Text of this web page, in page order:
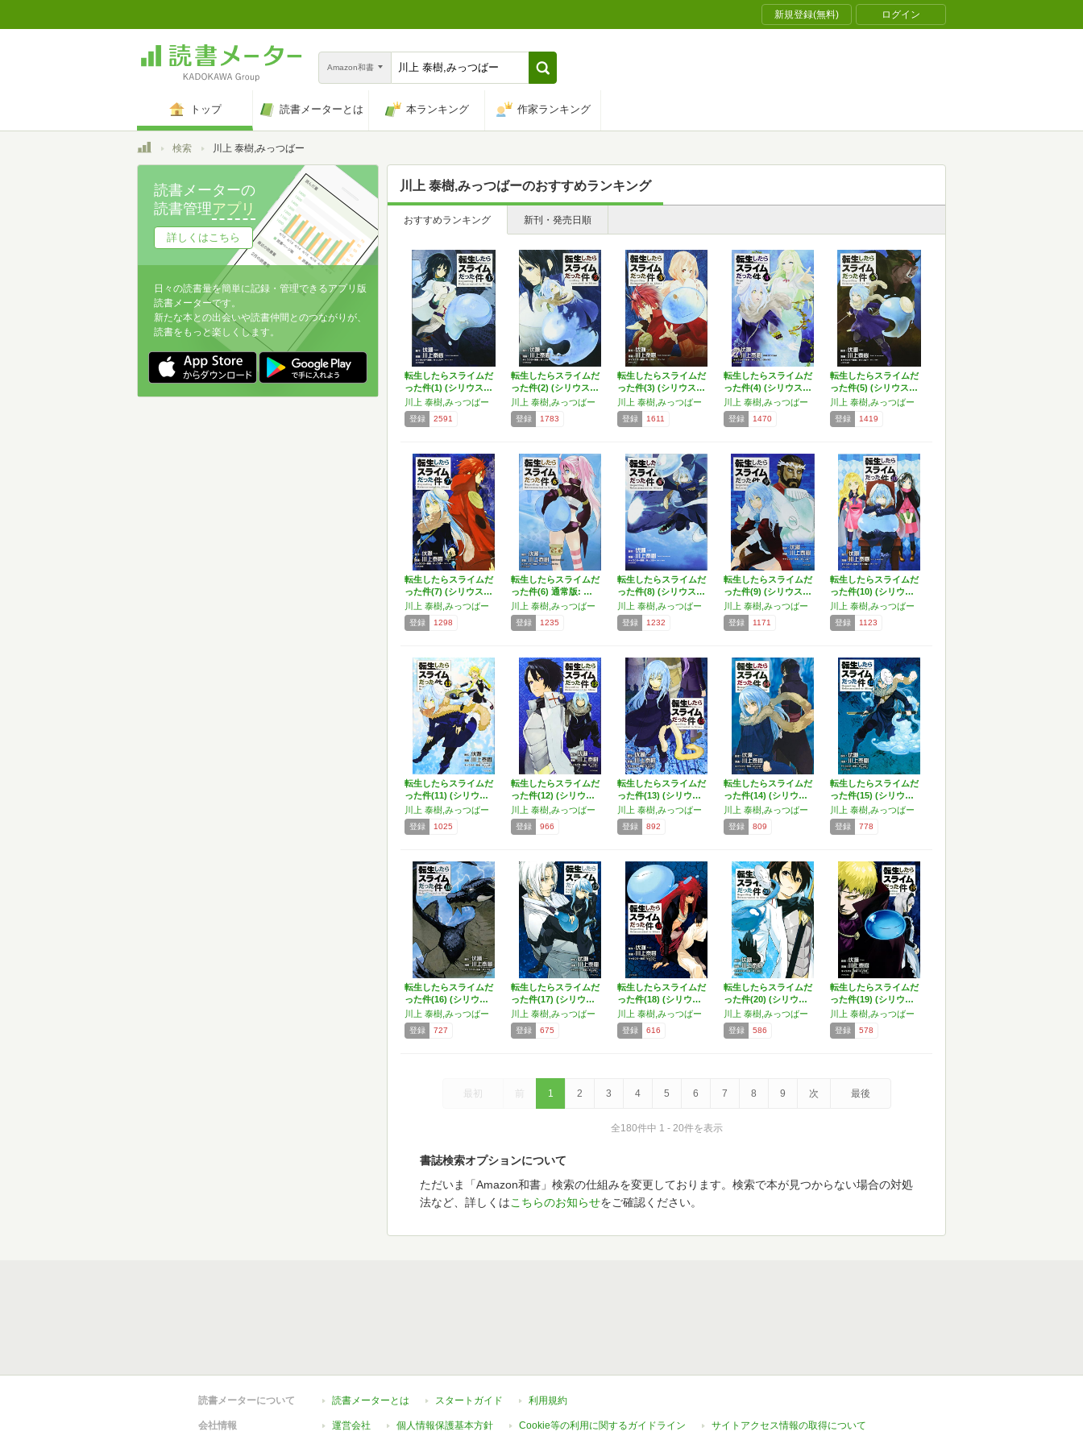
新規登録(無料) ログイン
Amazon和書
トップ 読書メーターとは 本ランキング 作家ランキング
トップ検索 川上 泰樹,みっつばー
川上 泰樹,みっつばーのおすすめランキング
おすすめランキング 新刊・発売日順
転生したらスライムだ
った件(1) (シリウス…
川上 泰樹,みっつばー
登録 2591
転生したらスライムだ
った件(2) (シリウス…
川上 泰樹,みっつばー
登録 1783
転生したらスライムだ
った件(3) (シリウス…
川上 泰樹,みっつばー
登録 1611
転生したらスライムだ
った件(4) (シリウス…
川上 泰樹,みっつばー
登録 1470
転生したらスライムだ
った件(5) (シリウス…
川上 泰樹,みっつばー
登録 1419
転生したらスライムだ
った件(7) (シリウス…
川上 泰樹,みっつばー
登録 1298
転生したらスライムだ
った件(6) 通常版: …
川上 泰樹,みっつばー
登録 1235
転生したらスライムだ
った件(8) (シリウス…
川上 泰樹,みっつばー
登録 1232
転生したらスライムだ
った件(9) (シリウス…
川上 泰樹,みっつばー
登録 1171
転生したらスライムだ
った件(10) (シリウ…
川上 泰樹,みっつばー
登録 1123
転生したらスライムだ
った件(11) (シリウ…
川上 泰樹,みっつばー
登録 1025
転生したらスライムだ
った件(12) (シリウ…
川上 泰樹,みっつばー
登録 966
転生したらスライムだ
った件(13) (シリウ…
川上 泰樹,みっつばー
登録 892
転生したらスライムだ
った件(14) (シリウ…
川上 泰樹,みっつばー
登録 809
転生したらスライムだ
った件(15) (シリウ…
川上 泰樹,みっつばー
登録 778
転生したらスライムだ
った件(16) (シリウ…
川上 泰樹,みっつばー
登録 727
転生したらスライムだ
った件(17) (シリウ…
川上 泰樹,みっつばー
登録 675
転生したらスライムだ
った件(18) (シリウ…
川上 泰樹,みっつばー
登録 616
転生したらスライムだ
った件(20) (シリウ…
川上 泰樹,みっつばー
登録 586
転生したらスライムだ
った件(19) (シリウ…
川上 泰樹,みっつばー
登録 578
最初 前 1 2 3 4 5 6 7 8 9 次 最後
全180件中 1 - 20件を表示
書誌検索オプションについて
ただいま「Amazon和書」検索の仕組みを変更しております。検索で本が見つからない場合の対処
法など、詳しくはこちらのお知らせをご確認ください。
読書メーターの
読書管理アプリ
詳しくはこちら
日々の読書量を簡単に記録・管理できるアプリ版
読書メーターです。
新たな本との出会いや読書仲間とのつながりが、
読書をもっと楽しくします。
読書メーターについて 読書メーターとは スタートガイド 利用規約
会社情報 運営会社 個人情報保護基本方針 Cookie等の利用に関するガイドライン サイトアクセス情報の取得について